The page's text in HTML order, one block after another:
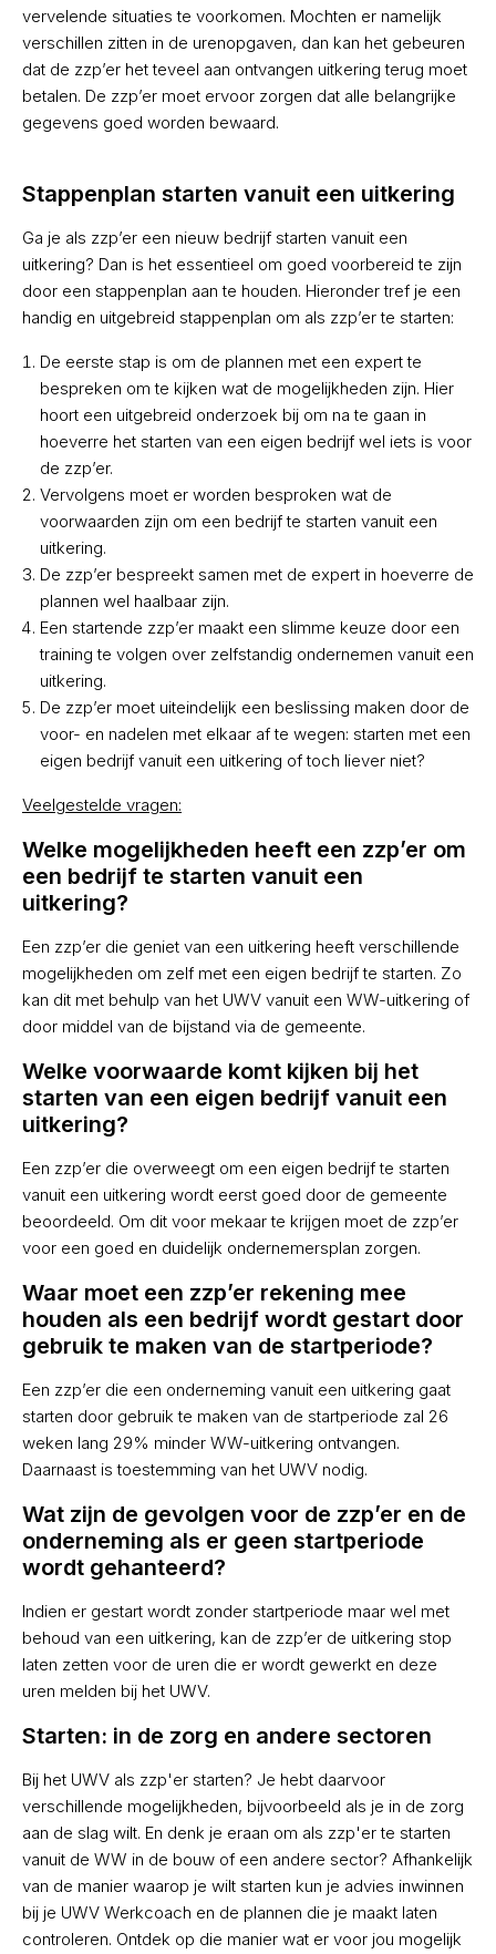
vervelende situaties te voorkomen. Mochten er namelijk
verschillen zitten in de urenopgaven, dan kan het gebeuren
dat de zzp’er het teveel aan ontvangen uitkering terug moet
betalen. De zzp’er moet ervoor zorgen dat alle belangrijke
gegevens goed worden bewaard.
Stappenplan starten vanuit een uitkering
Ga je als zzp’er een nieuw bedrijf starten vanuit een
uitkering? Dan is het essentieel om goed voorbereid te zijn
door een stappenplan aan te houden. Hieronder tref je een
handig en uitgebreid stappenplan om als zzp’er te starten:
De eerste stap is om de plannen met een expert te
bespreken om te kijken wat de mogelijkheden zijn. Hier
hoort een uitgebreid onderzoek bij om na te gaan in
hoeverre het starten van een eigen bedrijf wel iets is voor
de zzp’er.
Vervolgens moet er worden besproken wat de
voorwaarden zijn om een bedrijf te starten vanuit een
uitkering.
De zzp’er bespreekt samen met de expert in hoeverre de
plannen wel haalbaar zijn.
Een startende zzp’er maakt een slimme keuze door een
training te volgen over zelfstandig ondernemen vanuit een
uitkering.
De zzp’er moet uiteindelijk een beslissing maken door de
voor- en nadelen met elkaar af te wegen: starten met een
eigen bedrijf vanuit een uitkering of toch liever niet?
Veelgestelde vragen:
Welke mogelijkheden heeft een zzp’er om
een bedrijf te starten vanuit een
uitkering?
Een zzp’er die geniet van een uitkering heeft verschillende
mogelijkheden om zelf met een eigen bedrijf te starten. Zo
kan dit met behulp van het UWV vanuit een WW-uitkering of
door middel van de bijstand via de gemeente.
Welke voorwaarde komt kijken bij het
starten van een eigen bedrijf vanuit een
uitkering?
Een zzp’er die overweegt om een eigen bedrijf te starten
vanuit een uitkering wordt eerst goed door de gemeente
beoordeeld. Om dit voor mekaar te krijgen moet de zzp’er
voor een goed en duidelijk ondernemersplan zorgen.
Waar moet een zzp’er rekening mee
houden als een bedrijf wordt gestart door
gebruik te maken van de startperiode?
Een zzp’er die een onderneming vanuit een uitkering gaat
starten door gebruik te maken van de startperiode zal 26
weken lang 29% minder WW-uitkering ontvangen.
Daarnaast is toestemming van het UWV nodig.
Wat zijn de gevolgen voor de zzp’er en de
onderneming als er geen startperiode
wordt gehanteerd?
Indien er gestart wordt zonder startperiode maar wel met
behoud van een uitkering, kan de zzp’er de uitkering stop
laten zetten voor de uren die er wordt gewerkt en deze
uren melden bij het UWV.
Starten: in de zorg en andere sectoren
Bij het UWV als zzp'er starten? Je hebt daarvoor
verschillende mogelijkheden, bijvoorbeeld als je in de zorg
aan de slag wilt. En denk je eraan om als zzp'er te starten
vanuit de WW in de bouw of een andere sector? Afhankelijk
van de manier waarop je wilt starten kun je advies inwinnen
bij je UWV Werkcoach en de plannen die je maakt laten
controleren. Ontdek op die manier wat er voor jou mogelijk